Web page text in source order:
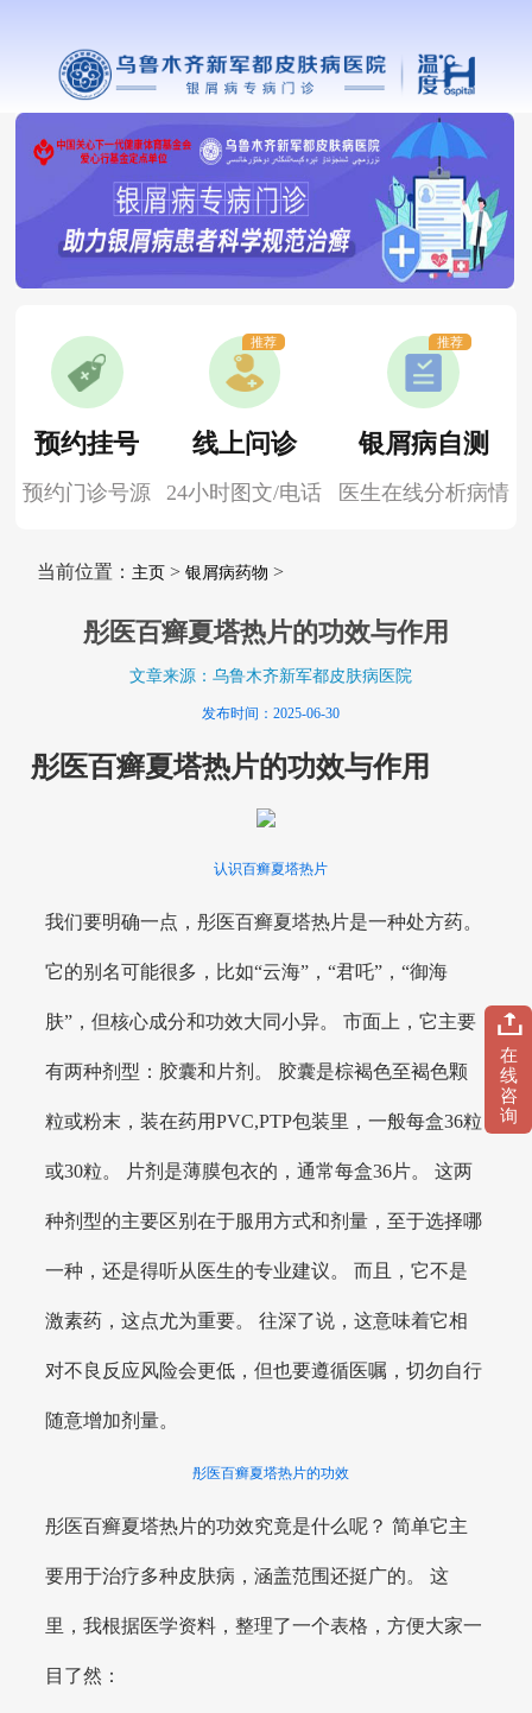
预约挂号
预约门诊号源
线上问诊
24小时图文/电话
推荐
银屑病自测
医生在线分析病情
推荐
当前位置： 主页> 银屑病药物 >
彤医百癣夏塔热片的功效与作用
文章来源：乌鲁木齐新军都皮肤病医院
发布时间：2025-06-30
彤医百癣夏塔热片的功效与作用
认识百癣夏塔热片
我们要明确一点，彤医百癣夏塔热片是一种处方药。
它的别名可能很多，比如“云海”，“君吒”，“御海
肤”，但核心成分和功效大同小异。 市面上，它主要
有两种剂型：胶囊和片剂。 胶囊是棕褐色至褐色颗
粒或粉末，装在药用PVC,PTP包装里，一般每盒36粒
或30粒。 片剂是薄膜包衣的，通常每盒36片。 这两
种剂型的主要区别在于服用方式和剂量，至于选择哪
一种，还是得听从医生的专业建议。 而且，它不是
激素药，这点尤为重要。 往深了说，这意味着它相
对不良反应风险会更低，但也要遵循医嘱，切勿自行
随意增加剂量。
彤医百癣夏塔热片的功效
彤医百癣夏塔热片的功效究竟是什么呢？ 简单它主
要用于治疗多种皮肤病，涵盖范围还挺广的。 这
里，我根据医学资料，整理了一个表格，方便大家一
目了然：
在
线
咨
询